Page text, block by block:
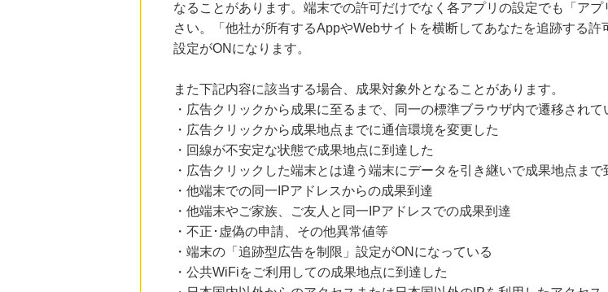
なることがあります。端末での許可だけでなく各アプリの設定でも「ア
さい。「他社が所有するAppやWebサイトを横断してあなたを追跡する
設定がONになります。
また下記内容に該当する場合、成果対象外となることがあります。
・広告クリックから成果に至るまで、同一の標準ブラウザ内で遷移されて
・広告クリックから成果地点までに通信環境を変更した
・回線が不安定な状態で成果地点に到達した
・広告クリックした端末とは違う端末にデータを引き継いで成果地点まで
・他端末での同一IPアドレスからの成果到達
・他端末やご家族、ご友人と同一IPアドレスでの成果到達
・不正･虚偽の申請、その他異常値等
・端末の「追跡型広告を制限」設定がONになっている
・公共WiFiをご利用しての成果地点に到達した